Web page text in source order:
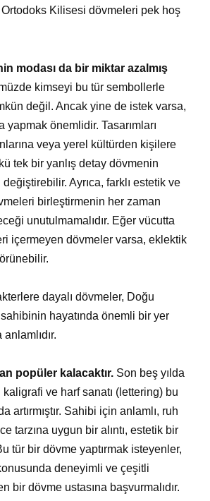
Kilisesi dövmeleri pek hoş
modası da bir miktar azalmış
kimseyi bu tür sembollerle
değil. Ancak yine de istek varsa,
yapmak önemlidir. Tasarımları
veya yerel kültürden kişilere
tek bir yanlış detay dövmenin
değiştirebilir. Ayrıca, farklı estetik ve
birleştirmenin her zaman
unutulmamalıdır. Eğer vücutta
içermeyen dövmeler varsa, eklektik
dayalı dövmeler, Doğu
hayatında önemli bir yer
popüler kalacaktır. Son beş yılda
ve harf sanatı (lettering) bu
artırmıştır. Sahibi için anlamlı, ruh
tarzına uygun bir alıntı, estetik bir
tür bir dövme yaptırmak isteyenler,
deneyimli ve çeşitli
bir dövme ustasına başvurmalıdır.